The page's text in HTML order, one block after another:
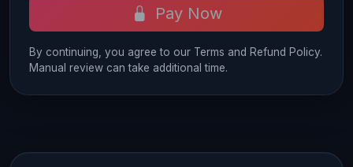
Pay Now
By continuing, you agree to our Terms and Refund Policy.
Manual review can take additional time.